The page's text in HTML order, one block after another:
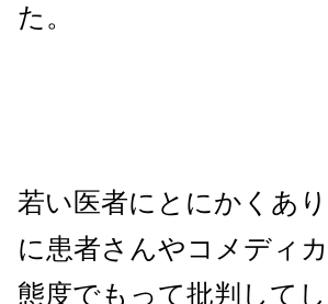
た。
若い医者にとにかくあ
に患者さんやコメディ
態度でもって批判して